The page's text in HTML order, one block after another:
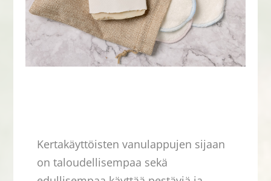
Kertakäyttöisten vanulappujen sijaan
on taloudellisempaa sekä